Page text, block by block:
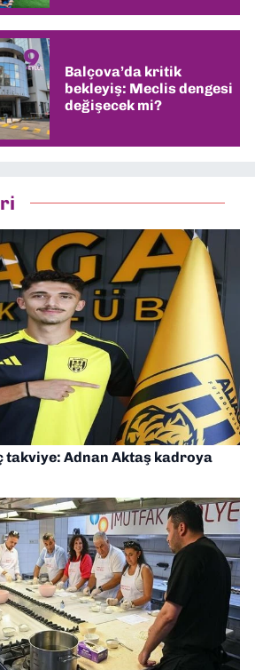
Balçova’da kritik
bekleyiş: Meclis dengesi
değişecek mi?
takviye: Adnan Aktaş kadroya